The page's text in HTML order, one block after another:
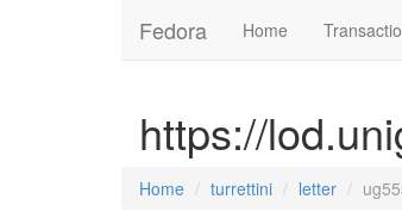
Fedora Home
https://
Home turrettini letter